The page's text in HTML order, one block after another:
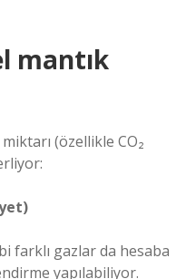
mantık
(özellikle CO₂
farklı gazlar da hesaba
yapılabiliyor.